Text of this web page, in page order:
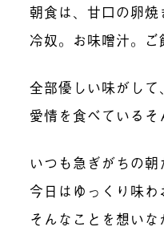
朝食は、甘口の卵焼
冷奴。お味噌汁。ご
全部優しい味がして、
愛情を食べているそ
いつも急ぎがちの朝
今日はゆっくり味わ
そんなことを想い